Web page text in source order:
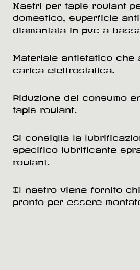
Nastri per tapis roulant
domestico, superficie
diamantata in pvc a
Materiale antistatico che
carica elettrostatica.
Riduzione del consumo
tapis roulant.
Si consiglia la
specifico lubrificante
roulant.
Il nastro viene fornito
pronto per essere